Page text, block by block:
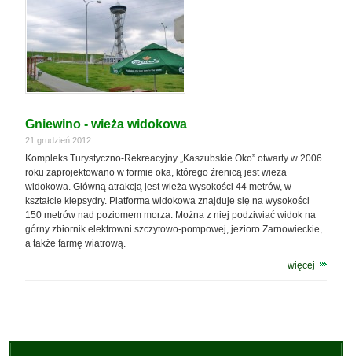
Gniewino - wieża widokowa
21 grudzień 2012
Kompleks Turystyczno-Rekreacyjny „Kaszubskie Oko” otwarty w 2006
roku zaprojektowano w formie oka, którego źrenicą jest wieża
widokowa. Główną atrakcją jest wieża wysokości 44 metrów, w
kształcie klepsydry. Platforma widokowa znajduje się na wysokości
150 metrów nad poziomem morza. Można z niej podziwiać widok na
górny zbiornik elektrowni szczytowo-pompowej, jezioro Żarnowieckie,
a także farmę wiatrową.
więcej